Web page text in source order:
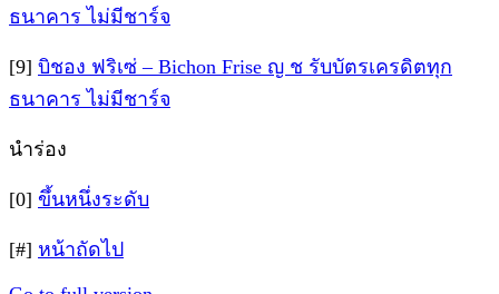
ธนาคาร ไม่มีชาร์จ
[9] บิชอง ฟริเซ่ – Bichon Frise ญ ช รับบัตรเครดิตทุก
ธนาคาร ไม่มีชาร์จ
นำร่อง
[0] ขึ้นหนึ่งระดับ
[#] หน้าถัดไป